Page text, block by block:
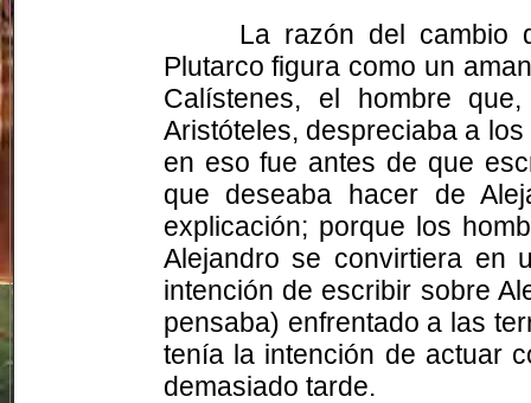
La razón del cambio
Plutarco figura como un
Calístenes, el hombre
Aristóteles, despreciaba a
en eso fue antes de que
que deseaba hacer de
explicación; porque los
Alejandro se convirtiera en
intención de escribir sobre
pensaba) enfrentado a las
tenía la intención de actuar
demasiado tarde.